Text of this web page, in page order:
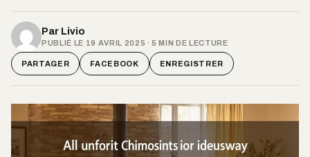
Par Livio
PUBLIÉ LE 19 AVRIL 2025 · 5 MIN DE LECTURE
PARTAGER FACEBOOK ENREGISTRER